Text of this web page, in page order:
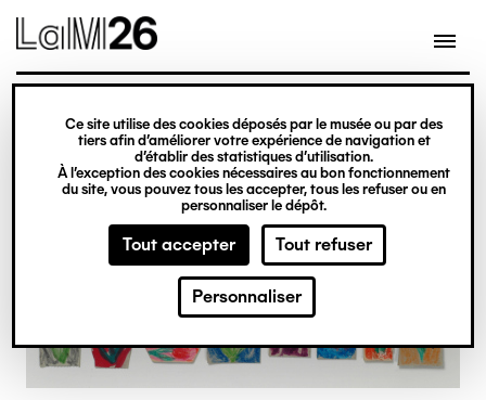
Gestion des cookies
Ce site utilise des cookies déposés par le musée ou par des
tiers afin d’améliorer votre expérience de navigation et
d’établir des statistiques d’utilisation.
À l’exception des cookies nécessaires au bon fonctionnement
du site, vous pouvez tous les accepter, tous les refuser ou en
personnaliser le dépôt.
Tout accepter Tout refuser
Personnaliser
contenu